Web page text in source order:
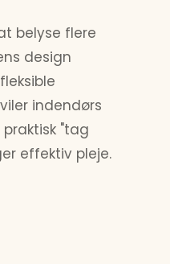
belyse flere
design
indendørs
"tag
effektiv pleje.